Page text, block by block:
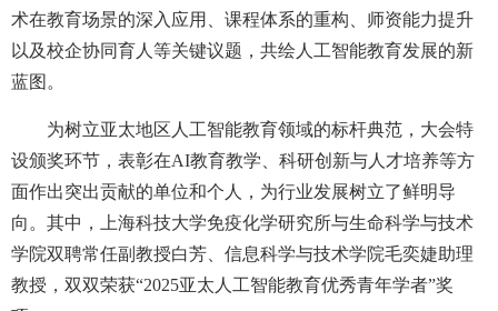
术在教育场景的深入应用、课程体系的重构、师资能力提升
以及校企协同育人等关键议题，共绘人工智能教育发展的新
蓝图。
为树立亚太地区人工智能教育领域的标杆典范，大会特
设颁奖环节，表彰在AI教育教学、科研创新与人才培养等方
面作出突出贡献的单位和个人，为行业发展树立了鲜明导
向。其中，上海科技大学免疫化学研究所与生命科学与技术
学院双聘常任副教授白芳、信息科学与技术学院毛奕婕助理
教授，双双荣获“2025亚太人工智能教育优秀青年学者”奖